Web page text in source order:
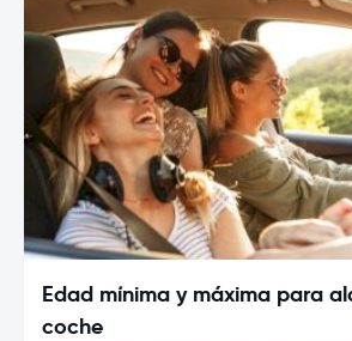
Edad mínima y máxima para
coche